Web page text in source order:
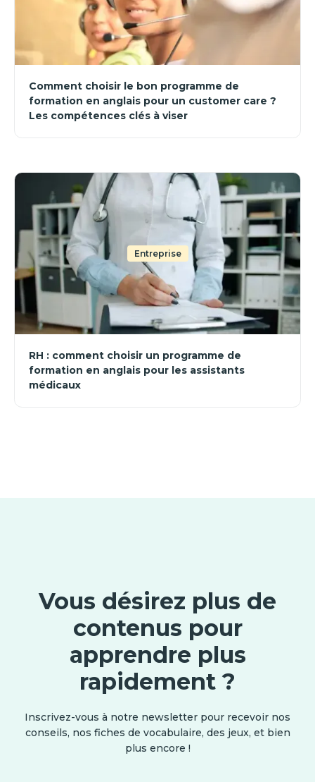
Comment choisir le bon programme de
formation en anglais pour un customer care ?
Les compétences clés à viser
Entreprise
RH : comment choisir un programme de
formation en anglais pour les assistants
médicaux
Vous désirez plus de
contenus pour
apprendre plus
rapidement ?
Inscrivez-vous à notre newsletter pour recevoir nos
conseils, nos fiches de vocabulaire, des jeux, et bien
plus encore !